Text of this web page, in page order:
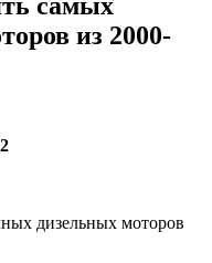
из 2000-
дизельных моторов